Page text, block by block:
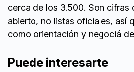
cerca de los 3.500. Son cifras
abierto, no listas oficiales, así
como orientación y negociá
Puede interesarte